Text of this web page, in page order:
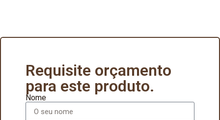
Requisite orçamento
para este produto.
Nome